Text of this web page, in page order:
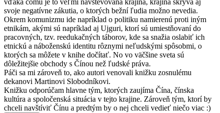
vďaka čomu je to veľmi navštevovaná krajina, krajina skrýva aj
svoje negatívne zákutia, o ktorých bežní ľudia možno nevedia.
Okrem komunizmu ide napríklad o politiku namierenú proti iným
etnikám, akými sú napríklad aj Ujguri, ktorí sú umiestňovaní do
pracovných, tzv. reedukačných táborov, kde sa snažia oslabiť ich
etnickú a náboženskú identitu rôznymi neľudskými spôsobmi, o
ktorých sa môžete v knihe dočítať. No vo väčšine sveta sú
dôležitejšie obchody s Čínou než ľudské práva.
Páči sa mi zároveň to, ako autori venovali knižku zosnulému
dekanovi Martinovi Slobodníkovi.
Knižku odporúčam hlavne tým, ktorých zaujíma Čína, čínska
kultúra a spoločenská situácia v tejto krajine. Zároveň tým, ktorí by
chceli navštíviť Čínu a predtým by o nej chceli vedieť niečo viac :)